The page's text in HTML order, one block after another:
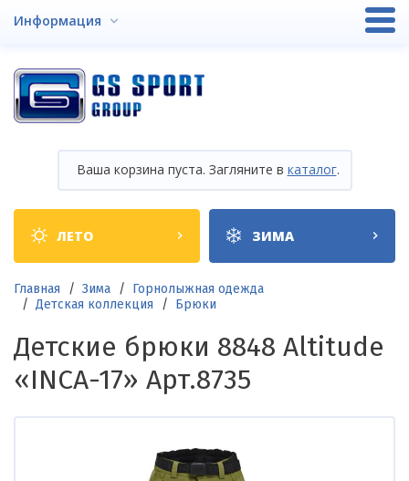
Информация
Ваша корзина пуста. Загляните в каталог.
Shop
categories
ЛЕТО ЗИМА
Строка
навигации
Главная Зима
Горнолыжная одежда
Детская коллекция
Брюки
Детские брюки 8848 Altitude
«INCA-17» Арт.8735